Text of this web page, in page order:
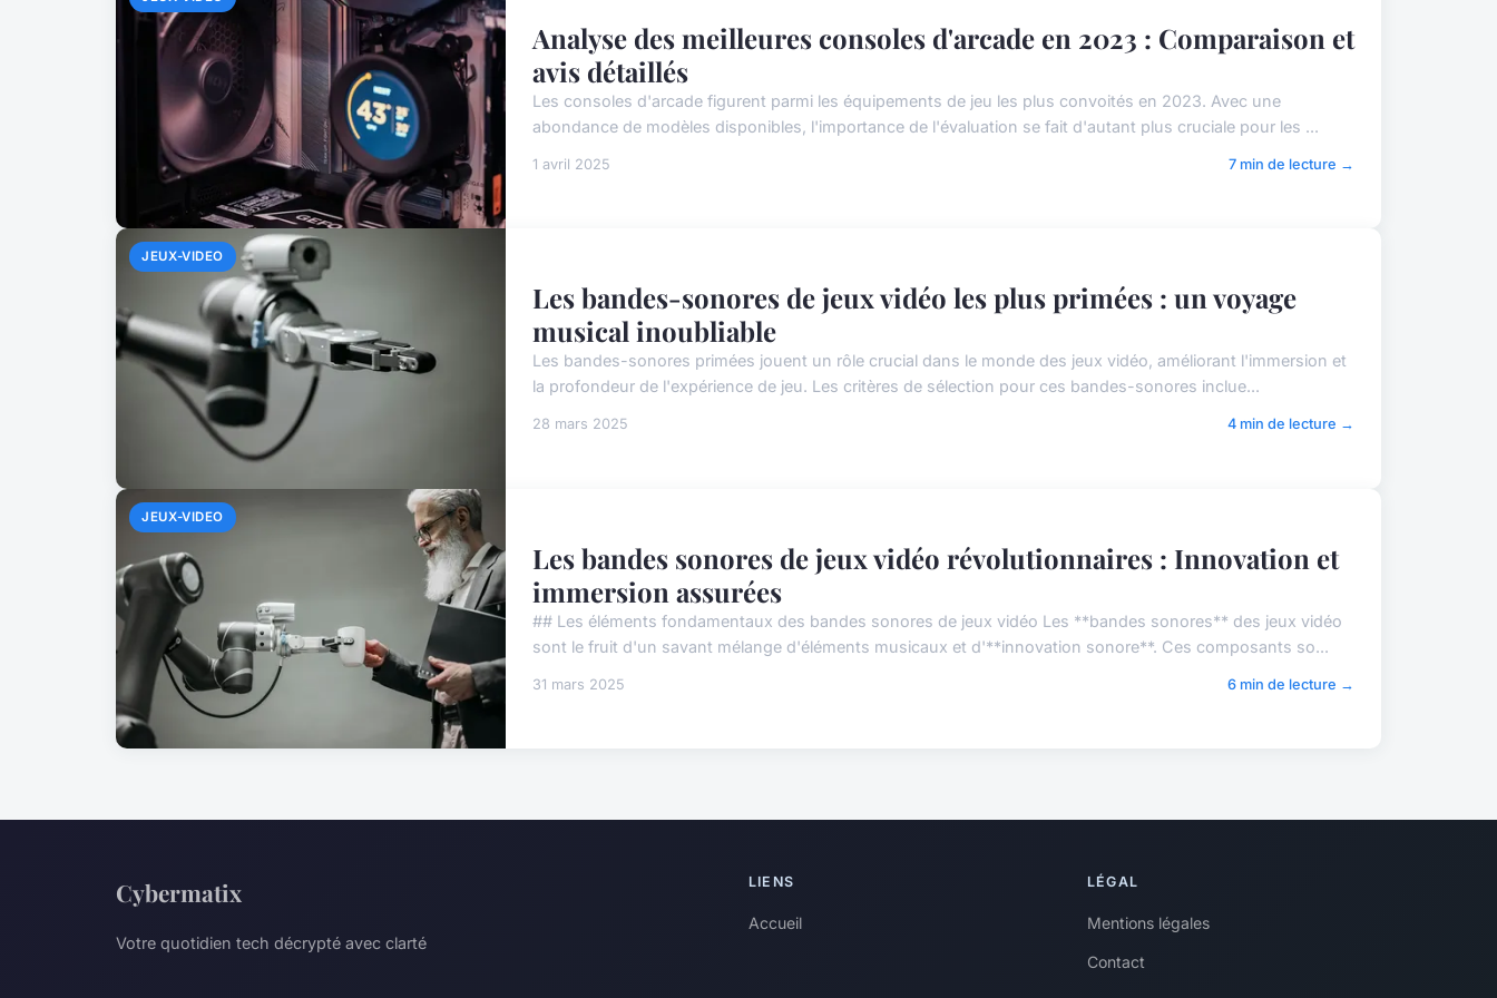
Analyse des meilleures consoles d'arcade en 2023 : Comparaison et
avis détaillés
Les consoles d'arcade figurent parmi les équipements de jeu les plus convoités en 2023. Avec une
abondance de modèles disponibles, l'importance de l'évaluation se fait d'autant plus cruciale pour les ...
1 avril 2025 7 min de lecture →
JEUX-VIDEO
Les bandes-sonores de jeux vidéo les plus primées : un voyage
musical inoubliable
Les bandes-sonores primées jouent un rôle crucial dans le monde des jeux vidéo, améliorant l'immersion et
la profondeur de l'expérience de jeu. Les critères de sélection pour ces bandes-sonores inclue...
28 mars 2025 4 min de lecture →
JEUX-VIDEO
Les bandes sonores de jeux vidéo révolutionnaires : Innovation et
immersion assurées
## Les éléments fondamentaux des bandes sonores de jeux vidéo Les **bandes sonores** des jeux vidéo
sont le fruit d'un savant mélange d'éléments musicaux et d'**innovation sonore**. Ces composants so...
31 mars 2025 6 min de lecture →
Cybermatix
Votre quotidien tech décrypté avec clarté
LIENS
Accueil
LÉGAL
Mentions légales
Contact